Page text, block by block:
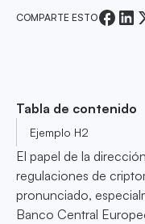
COMPARTE ESTO
Tabla de contenido
Ejemplo H2
El papel de la
regulaciones de
pronunciado,
Banco Central